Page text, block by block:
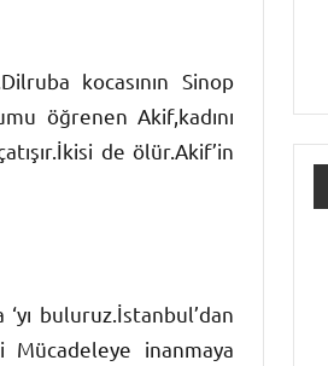
kocasının Sinop
öğrenen Akif,kadını
de ölür.Akif’in
buluruz.İstanbul’dan
Mücadeleye inanmaya